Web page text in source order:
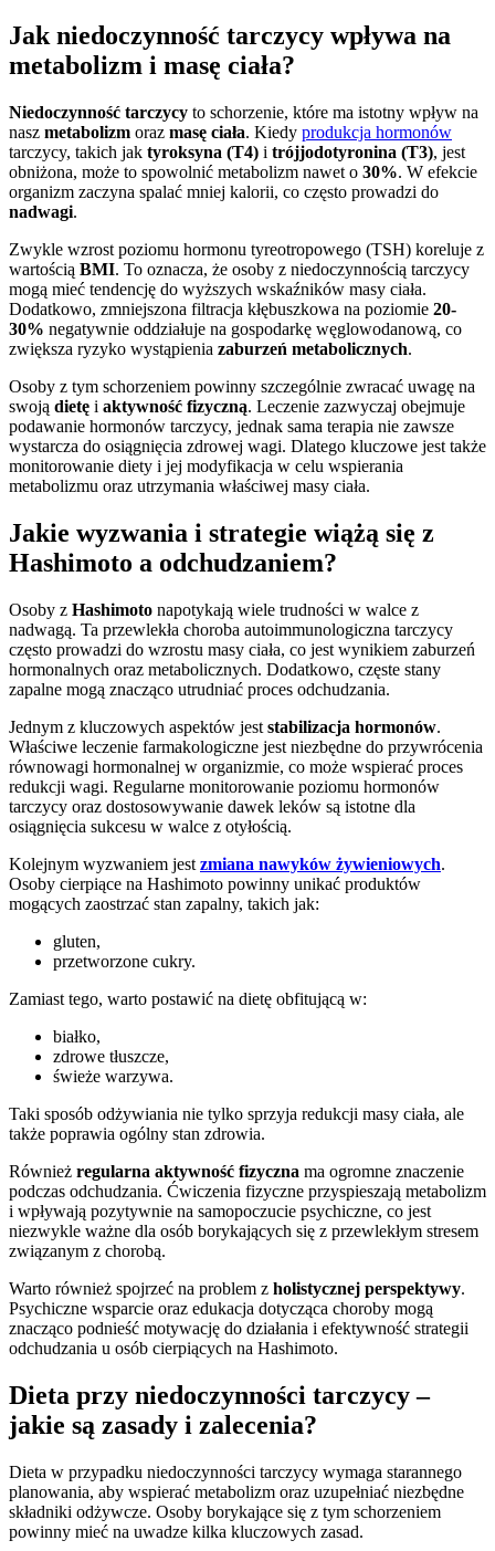
Jak niedoczynność tarczycy wpływa na
metabolizm i masę ciała?
Niedoczynność tarczycy to schorzenie, które ma istotny wpływ na
nasz metabolizm oraz masę ciała. Kiedy produkcja hormonów
tarczycy, takich jak tyroksyna (T4) i trójjodotyronina (T3), jest
obniżona, może to spowolnić metabolizm nawet o 30%. W efekcie
organizm zaczyna spalać mniej kalorii, co często prowadzi do
nadwagi.
Zwykle wzrost poziomu hormonu tyreotropowego (TSH) koreluje z
wartością BMI. To oznacza, że osoby z niedoczynnością tarczycy
mogą mieć tendencję do wyższych wskaźników masy ciała.
Dodatkowo, zmniejszona filtracja kłębuszkowa na poziomie 20-
30% negatywnie oddziałuje na gospodarkę węglowodanową, co
zwiększa ryzyko wystąpienia zaburzeń metabolicznych.
Osoby z tym schorzeniem powinny szczególnie zwracać uwagę na
swoją dietę i aktywność fizyczną. Leczenie zazwyczaj obejmuje
podawanie hormonów tarczycy, jednak sama terapia nie zawsze
wystarcza do osiągnięcia zdrowej wagi. Dlatego kluczowe jest także
monitorowanie diety i jej modyfikacja w celu wspierania
metabolizmu oraz utrzymania właściwej masy ciała.
Jakie wyzwania i strategie wiążą się z
Hashimoto a odchudzaniem?
Osoby z Hashimoto napotykają wiele trudności w walce z
nadwagą. Ta przewlekła choroba autoimmunologiczna tarczycy
często prowadzi do wzrostu masy ciała, co jest wynikiem zaburzeń
hormonalnych oraz metabolicznych. Dodatkowo, częste stany
zapalne mogą znacząco utrudniać proces odchudzania.
Jednym z kluczowych aspektów jest stabilizacja hormonów.
Właściwe leczenie farmakologiczne jest niezbędne do przywrócenia
równowagi hormonalnej w organizmie, co może wspierać proces
redukcji wagi. Regularne monitorowanie poziomu hormonów
tarczycy oraz dostosowywanie dawek leków są istotne dla
osiągnięcia sukcesu w walce z otyłością.
Kolejnym wyzwaniem jest zmiana nawyków żywieniowych.
Osoby cierpiące na Hashimoto powinny unikać produktów
mogących zaostrzać stan zapalny, takich jak:
gluten,
przetworzone cukry.
Zamiast tego, warto postawić na dietę obfitującą w:
białko,
zdrowe tłuszcze,
świeże warzywa.
Taki sposób odżywiania nie tylko sprzyja redukcji masy ciała, ale
także poprawia ogólny stan zdrowia.
Również regularna aktywność fizyczna ma ogromne znaczenie
podczas odchudzania. Ćwiczenia fizyczne przyspieszają metabolizm
i wpływają pozytywnie na samopoczucie psychiczne, co jest
niezwykle ważne dla osób borykających się z przewlekłym stresem
związanym z chorobą.
Warto również spojrzeć na problem z holistycznej perspektywy.
Psychiczne wsparcie oraz edukacja dotycząca choroby mogą
znacząco podnieść motywację do działania i efektywność strategii
odchudzania u osób cierpiących na Hashimoto.
Dieta przy niedoczynności tarczycy –
jakie są zasady i zalecenia?
Dieta w przypadku niedoczynności tarczycy wymaga starannego
planowania, aby wspierać metabolizm oraz uzupełniać niezbędne
składniki odżywcze. Osoby borykające się z tym schorzeniem
powinny mieć na uwadze kilka kluczowych zasad.